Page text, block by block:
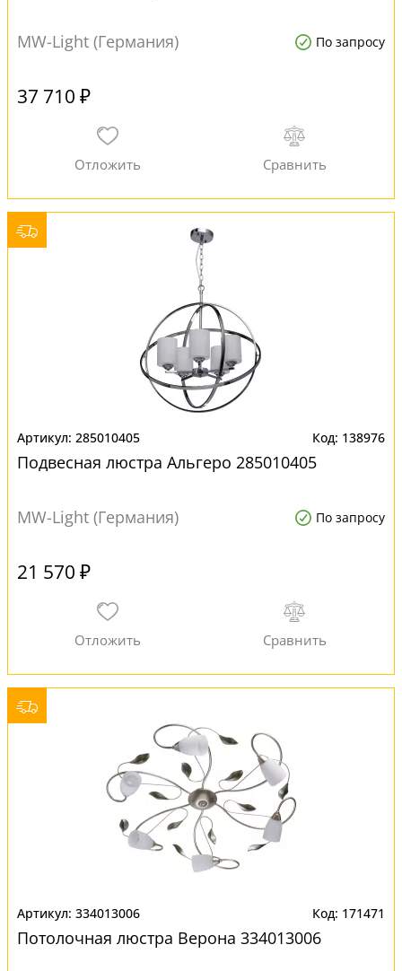
MW-Light (Германия) По запросу
37 710 ₽
285010405 138976
Подвесная люстра Альгеро 285010405
MW-Light (Германия) По запросу
21 570 ₽
334013006 171471
Потолочная люстра Верона 334013006